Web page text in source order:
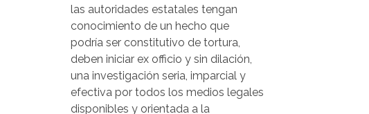
las autoridades estatales tengan
conocimiento de un hecho que
podría ser constitutivo de tortura,
deben iniciar ex officio y sin dilación,
una investigación seria, imparcial y
efectiva por todos los medios legales
disponibles y orientada a la